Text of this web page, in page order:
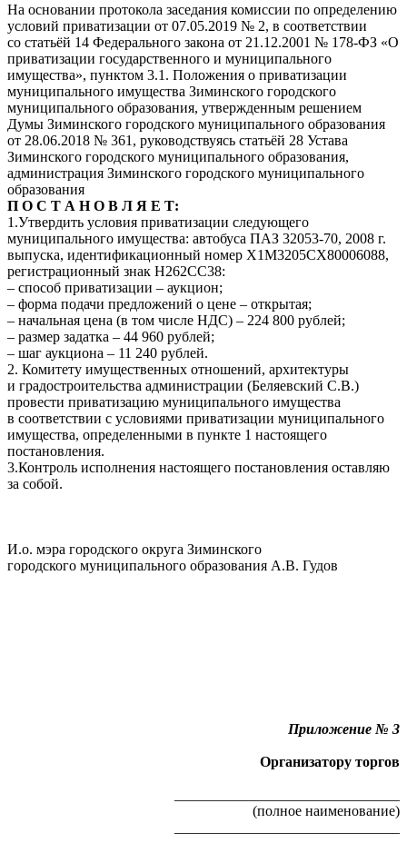
На основании протокола заседания комиссии по определению
условий приватизации от 07.05.2019 № 2, в соответствии
со статьёй 14 Федерального закона от 21.12.2001 № 178-ФЗ «О
приватизации государственного и муниципального
имущества», пунктом 3.1. Положения о приватизации
муниципального имущества Зиминского городского
муниципального образования, утвержденным решением
Думы Зиминского городского муниципального образования
от 28.06.2018 № 361, руководствуясь статьёй 28 Устава
Зиминского городского муниципального образования,
администрация Зиминского городского муниципального
образования
П О С Т А Н О В Л Я Е Т:
1.Утвердить условия приватизации следующего
муниципального имущества: автобуса ПАЗ 32053-70, 2008 г.
выпуска, идентификационный номер X1M3205CX80006088,
регистрационный знак Н262СС38:
– способ приватизации – аукцион;
– форма подачи предложений о цене – открытая;
– начальная цена (в том числе НДС) – 224 800 рублей;
– размер задатка – 44 960 рублей;
– шаг аукциона – 11 240 рублей.
2. Комитету имущественных отношений, архитектуры
и градостроительства администрации (Беляевский С.В.)
провести приватизацию муниципального имущества
в соответствии с условиями приватизации муниципального
имущества, определенными в пункте 1 настоящего
постановления.
3.Контроль исполнения настоящего постановления оставляю
за собой.
И.о. мэра городского округа Зиминского
городского муниципального образования А.В. Гудов
Приложение № 3
Организатору торгов
(полное наименование)